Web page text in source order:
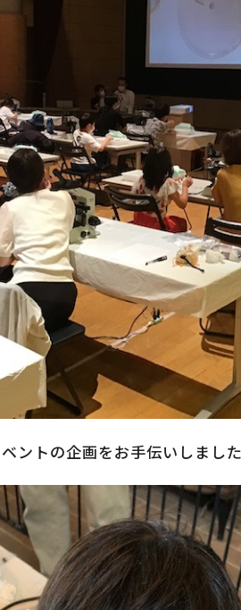
ントの企画をお手伝いしまし